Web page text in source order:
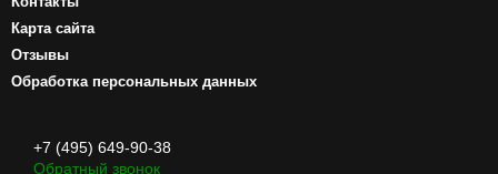
Карта сайта
Отзывы
Обработка персональных данных
+7 (495) 649-90-38
Обратный звонок